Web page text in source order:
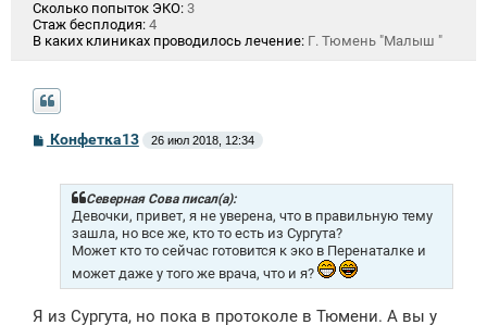
Сколько попыток ЭКО: 3
Стаж бесплодия: 4
В каких клиниках проводилось лечение: Г. Тюмень "Малыш "
С
о
Конфетка13 26 июл 2018, 12:34
Северная Сова писал(а):
Девочки, привет, я не уверена, что в правильную тему
зашла, но все же, кто то есть из Сургута?
Может кто то сейчас готовится к эко в Перенаталке и
может даже у того же врача, что и я?
Я из Сургута, но пока в протоколе в Тюмени. А вы у